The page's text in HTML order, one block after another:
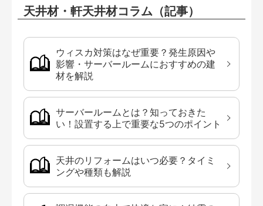
天井材・軒天井材コラム（記事）
ウィスカ対策はなぜ重要？発生原因や
影響・サーバールームにおすすめの建
材を解説
サーバールームとは？知っておきた
い！設置する上で重要な5つのポイント
天井のリフォームはいつ必要？タイミ
ングや種類も解説